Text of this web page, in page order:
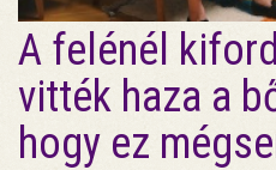
A felénél
vitték haza a
hogy ez